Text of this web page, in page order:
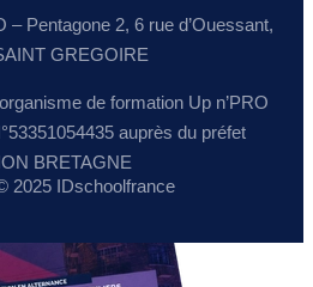
– Pentagone 2, 6 rue d’Ouessant,
GREGOIRE
de formation Up n’PRO
auprès du préfet
BRETAGNE
2025 IDschoolfrance